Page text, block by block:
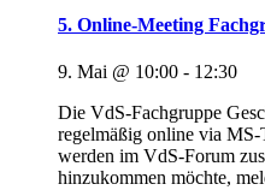
5. Online-Meeting
9. Mai @ 10:00 - 12:30
Die VdS-Fachgruppe
regelmäßig online via MS-
werden im VdS-Forum
hinzukommen möchte,